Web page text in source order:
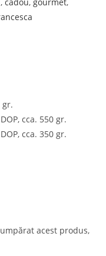
gr.
cca. 550 gr.
cca. 350 gr.
acest produs,